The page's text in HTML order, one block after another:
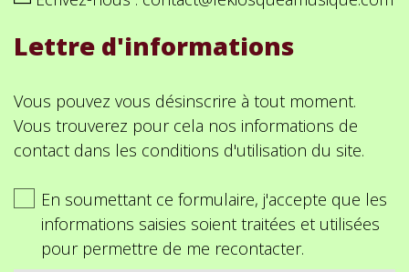
Lettre d'informations
Vous pouvez vous désinscrire à tout moment.
Vous trouverez pour cela nos informations de
contact dans les conditions d'utilisation du site.
En soumettant ce formulaire, j'accepte que les
informations saisies soient traitées et utilisées
pour permettre de me recontacter.